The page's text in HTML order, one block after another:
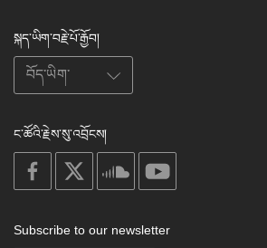
སྐད་ཡིག་བརྗེ་པོ་རྒྱོབ།
ང་ཚོའི་རྗེས་སུ་འབྲོངས།
on
facebook
soundcloud
Subscribe to our newsletter